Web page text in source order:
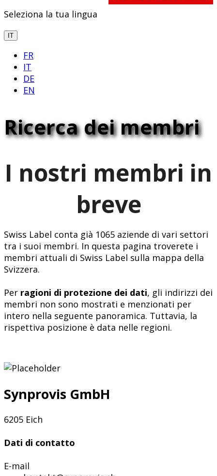
Seleziona la tua lingua
IT
FR
IT
DE
EN
Ricerca dei membri
I nostri membri in
breve
Swiss Label conta già 1065 aziende di vari settori
tra i suoi membri. In questa pagina troverete i
membri attuali di Swiss Label sulla mappa della
Svizzera.
Per ragioni di protezione dei dati, gli indirizzi dei
membri non sono mostrati e menzionati per
intero nella seguente panoramica. Tuttavia, la
rispettiva posizione è data nelle regioni.
Synprovis GmbH
6205 Eich
Dati di contatto
E-mail